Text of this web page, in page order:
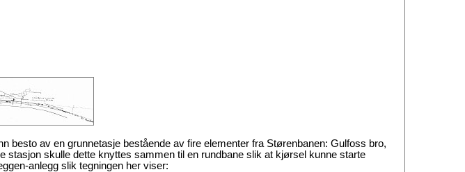
besto av en grunnetasje bestående av fire elementer fra Størenbanen: Gulfoss bro,
skulle dette knyttes sammen til en rundbane slik at kjørsel kunne starte
anlegg slik tegningen her viser: